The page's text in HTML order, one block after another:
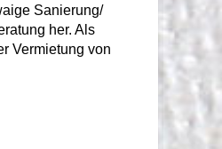
Sanierung/
her. Als
Vermietung von